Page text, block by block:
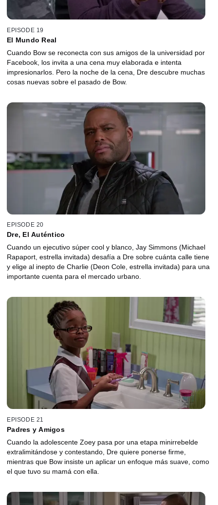
EPISODE 19
El Mundo Real
Cuando Bow se reconecta con sus amigos de la universidad por
Facebook, los invita a una cena muy elaborada e intenta
impresionarlos. Pero la noche de la cena, Dre descubre muchas
cosas nuevas sobre el pasado de Bow.
EPISODE 20
Dre, El Auténtico
Cuando un ejecutivo súper cool y blanco, Jay Simmons (Michael
Rapaport, estrella invitada) desafía a Dre sobre cuánta calle tiene
y elige al inepto de Charlie (Deon Cole, estrella invitada) para una
importante cuenta para el mercado urbano.
EPISODE 21
Padres y Amigos
Cuando la adolescente Zoey pasa por una etapa minirrebelde
extralimitándose y contestando, Dre quiere ponerse firme,
mientras que Bow insiste un aplicar un enfoque más suave, como
el que tuvo su mamá con ella.